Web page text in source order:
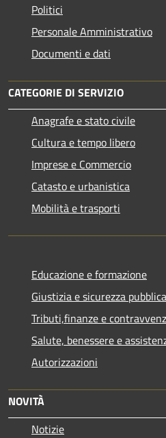
Politici
Personale Amministrativo
Documenti e dati
CATEGORIE DI SERVIZIO
Anagrafe e stato civile
Cultura e tempo libero
Imprese e Commercio
Catasto e urbanistica
Mobilità e trasporti
Educazione e formazione
Giustizia e sicurezza pubblica
Tributi,finanze e
Salute, benessere e
Autorizzazioni
NOVITÀ
Notizie